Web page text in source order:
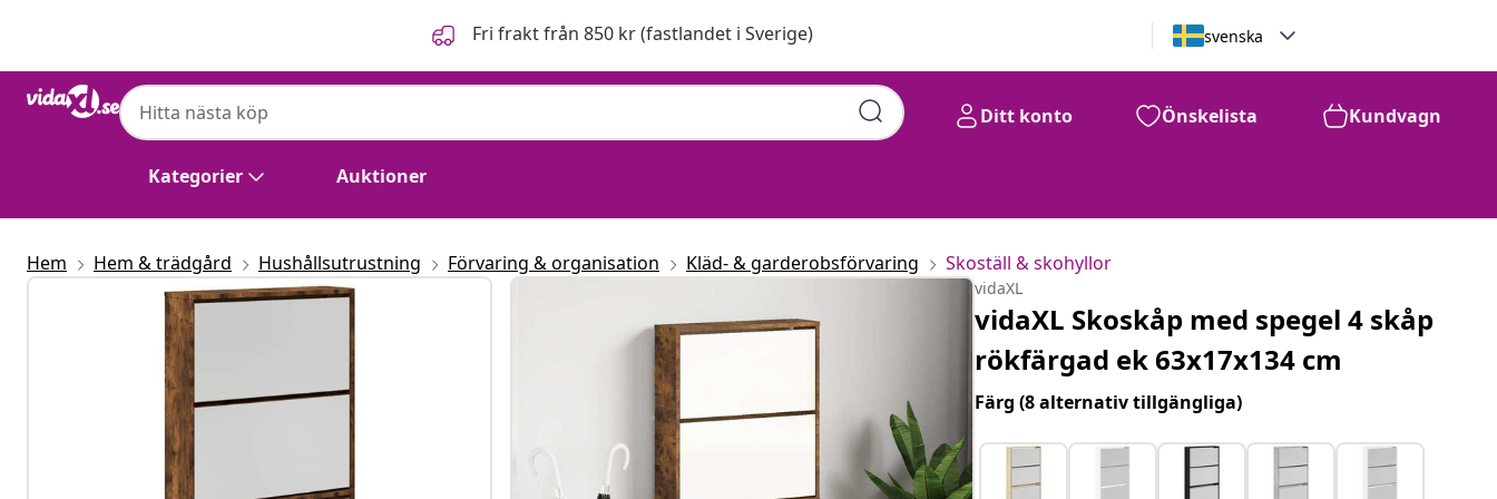
Fri frakt från 850 kr (fastlandet i Sverige) svenska
Kategorier Auktioner
Ditt konto Önskelista Kundvagn
Hem Hem & trädgård Hushållsutrustning Förvaring & organisation Kläd- & garderobsförvaring Skoställ & skohyllor
vidaXL
vidaXL Skoskåp med spegel 4 skåp
rökfärgad ek 63x17x134 cm
Färg(8 alternativ tillgängliga)